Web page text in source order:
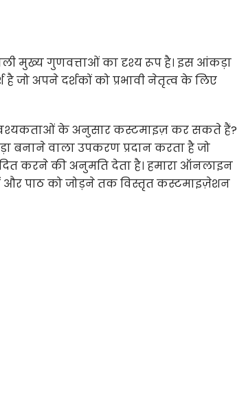
मुख्य गुणवत्ताओं का दृश्य रूप है। इस आंकड़ा
अपने दर्शकों को प्रभावी नेतृत्व के लिए
के अनुसार कस्टमाइज़ कर सकते हैं?
वाला उपकरण प्रदान करता है जो
करने की अनुमति देता है। हमारा ऑनलाइन
पाठ को जोड़ने तक विस्तृत कस्टमाइज़ेशन